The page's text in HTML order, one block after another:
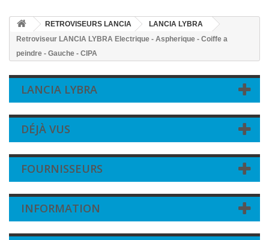
RETROVISEURS LANCIA
LANCIA LYBRA
Retroviseur LANCIA LYBRA Electrique - Aspherique - Coiffe a
peindre - Gauche - CIPA
LANCIA LYBRA
DÉJÀ VUS
FOURNISSEURS
INFORMATION